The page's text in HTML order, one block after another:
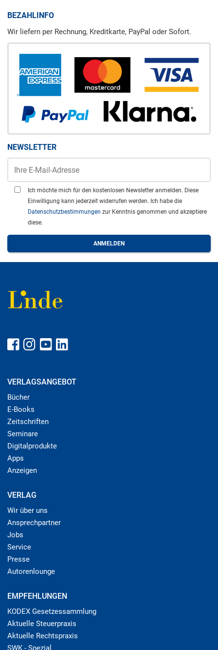
BEZAHLINFO
Wir liefern per Rechnung, Kreditkarte, PayPal oder Sofort.
NEWSLETTER
Ich möchte mich für den kostenlosen Newsletter anmelden. Diese
Einwilligung kann jederzeit widerrufen werden. Ich habe die
Datenschutzbestimmungen zur Kenntnis genommen und akzeptiere
diese.
VERLAGSANGEBOT
Bücher
E-Books
Zeitschriften
Seminare
Digitalprodukte
Apps
Anzeigen
VERLAG
Wir über uns
Ansprechpartner
Jobs
Service
Presse
Autorenlounge
EMPFEHLUNGEN
KODEX Gesetzessammlung
Aktuelle Steuerpraxis
Aktuelle Rechtspraxis
SWK - Spezial